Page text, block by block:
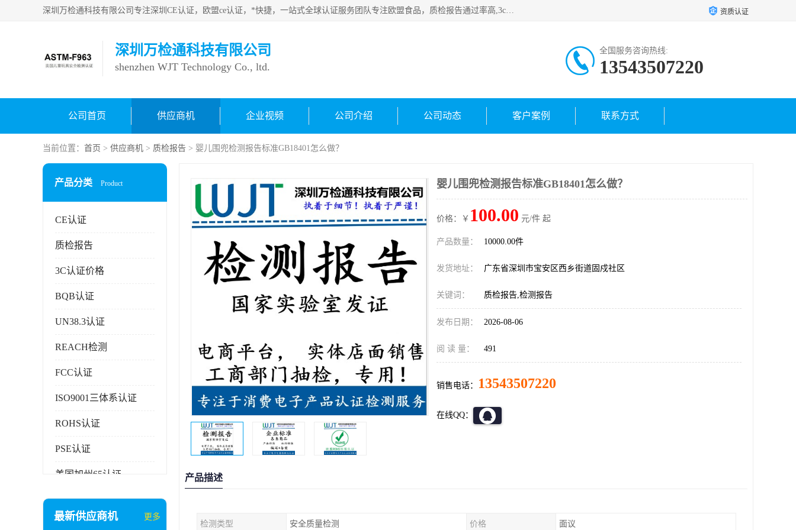
深圳万检通科技有限公司专注深圳CE认证，欧盟ce认证，*快捷，一站式全球认证服务团队专注欧盟食品，质检报告通过率高,3c认证优惠，欧盟公告机构授权代理，欢迎咨询 资质认证
深圳万检通科技有限公司
shenzhen WJT Technology Co., ltd.
全国服务咨询热线:
13543507220
公司首页 供应商机 企业视频 公司介绍 公司动态 客户案例 联系方式
当前位置： 首页 > 供应商机 > 质检报告 > 婴儿围兜检测报告标准GB18401怎么做？
产品分类 Product
CE认证
质检报告
3C认证价格
BQB认证
UN38.3认证
REACH检测
FCC认证
ISO9001三体系认证
ROHS认证
PSE认证
美国加州65认证
AAA信用证书
最新供应商机 更多
婴儿围兜检测报告标准GB18401怎么做？
价格：￥ 100.00 元/件 起
产品数量： 10000.00件
发货地址： 广东省深圳市宝安区西乡街道固戍社区
关键词： 质检报告,检测报告
发布日期： 2026-08-06
阅 读 量： 491
销售电话： 13543507220
在线QQ：
产品描述
检测类型 安全质量检测 价格 面议